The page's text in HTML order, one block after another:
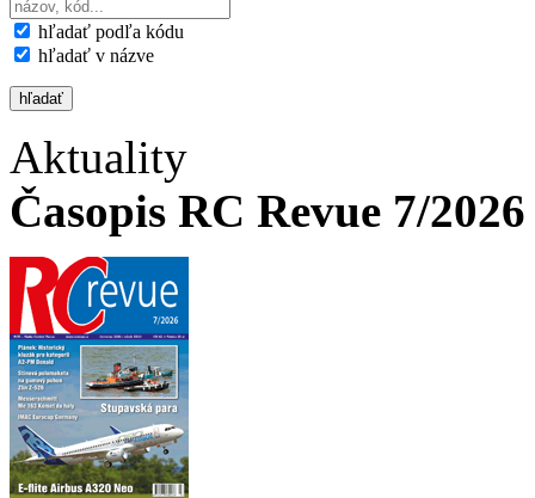
hľadať podľa kódu
hľadať v názve
Aktuality
Časopis RC Revue 7/